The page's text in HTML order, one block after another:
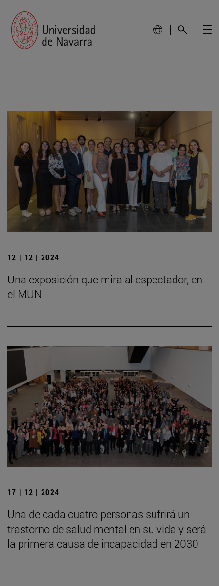
12 | 12 | 2024
Una exposición que mira al espectador, en
el MUN
17 | 12 | 2024
Una de cada cuatro personas sufrirá un
trastorno de salud mental en su vida y será
la primera causa de incapacidad en 2030